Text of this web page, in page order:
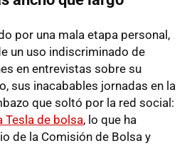
por una mala etapa personal,
un uso indiscriminado de
en entrevistas sobre su
sus inacabables jornadas en la
que soltó por la red social:
Tesla de bolsa, lo que ha
de la Comisión de Bolsa y